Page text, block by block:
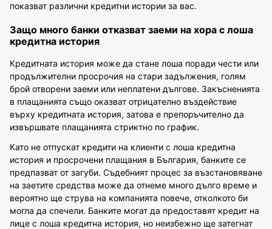
показват различни кредитни истории за вас.
Защо много банки отказват заеми на хора с лоша
кредитна история
Кредитната история може да стане лоша поради чести или
продължителни просрочия на стари задължения, голям
брой отворени заеми или неплатени дългове. Закъсненията
в плащанията също оказват отрицателно въздействие
върху кредитната история, затова е препоръчително да
извършвате плащанията стриктно по график.
Като не отпускат кредити на клиенти с лоша кредитна
история и просрочени плащания в България, банките се
предпазват от загуби. Съдебният процес за възстановяване
на заетите средства може да отнеме много дълго време и
вероятно ще струва на компанията повече, отколкото би
могла да спечели. Банките могат да предоставят кредит на
лице с лоша кредитна история, но неизбежно ще затегнат